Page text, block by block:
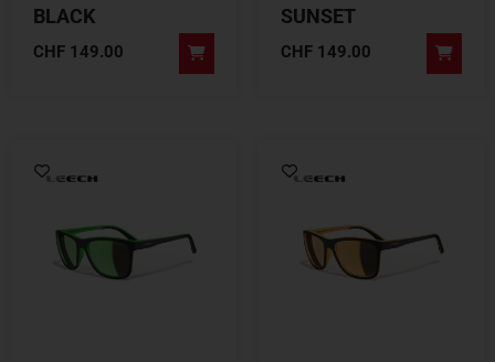
BLACK
CHF 149.00
SUNSET
CHF 149.00